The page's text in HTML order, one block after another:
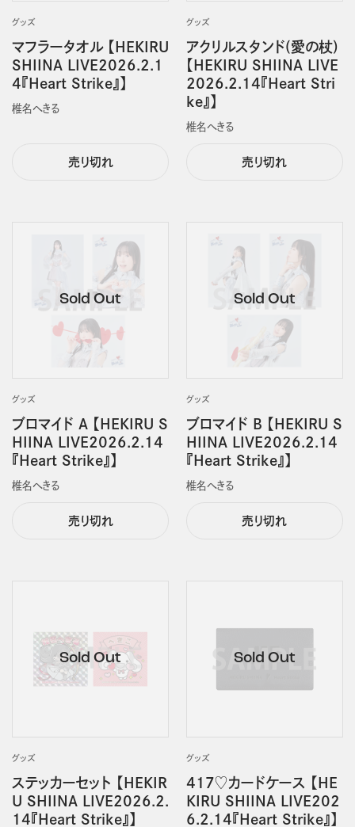
グッズ
マフラータオル 【HEKIRU
SHIINA LIVE2026.2.1
4『Heart Strike』】
椎名へきる
売り切れ
グッズ
アクリルスタンド(愛の杖)
【HEKIRU SHIINA LIVE
2026.2.14『Heart Stri
ke』】
椎名へきる
売り切れ
グッズ
ブロマイド A 【HEKIRU S
HIINA LIVE2026.2.14
『Heart Strike』】
椎名へきる
売り切れ
グッズ
ブロマイド B 【HEKIRU S
HIINA LIVE2026.2.14
『Heart Strike』】
椎名へきる
売り切れ
グッズ
ステッカーセット 【HEKIR
U SHIINA LIVE2026.2.
14『Heart Strike』】
グッズ
417♡カードケース 【HE
KIRU SHIINA LIVE202
6.2.14『Heart Strike』】